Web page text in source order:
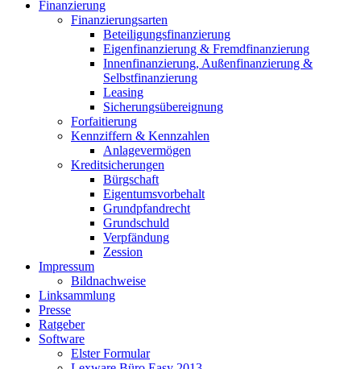
Finanzierung
Finanzierungsarten
Beteiligungsfinanzierung
Eigenfinanzierung & Fremdfinanzierung
Innenfinanzierung, Außenfinanzierung &
Selbstfinanzierung
Leasing
Sicherungsübereignung
Forfaitierung
Kennziffern & Kennzahlen
Anlagevermögen
Kreditsicherungen
Bürgschaft
Eigentumsvorbehalt
Grundpfandrecht
Grundschuld
Verpfändung
Zession
Impressum
Bildnachweise
Linksammlung
Presse
Ratgeber
Software
Elster Formular